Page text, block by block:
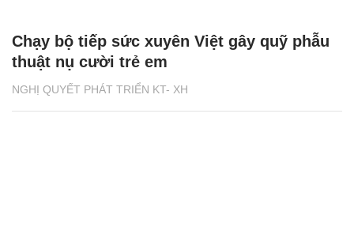
NGHỊ QUYẾT PHÁT TRIỂN KT- XH
Chạy bộ tiếp sức xuyên Việt gây quỹ phẫu
thuật nụ cười trẻ em